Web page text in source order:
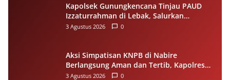
Kapolsek Gunungkencana Tinjau PAUD
Izzaturrahman di Lebak, Salurkan
Bantuan Plafon untuk Ruang Belajar
3 Agustus 2026 0
Aksi Simpatisan KNPB di Nabire
Berlangsung Aman dan Tertib, Kapolres
Apresiasi Semua Pihak
3 Agustus 2026 0